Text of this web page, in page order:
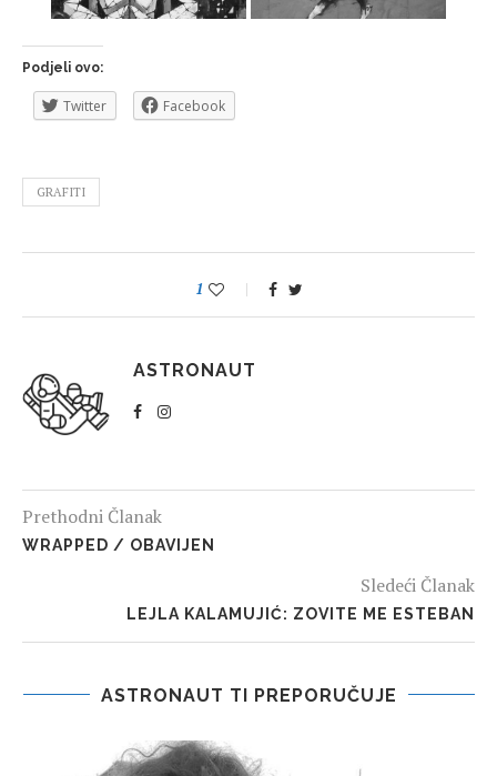
Podjeli ovo:
Twitter Facebook
GRAFITI
1
ASTRONAUT
Prethodni Članak
WRAPPED / OBAVIJEN
Sledeći Članak
LEJLA KALAMUJIĆ: ZOVITE ME ESTEBAN
ASTRONAUT TI PREPORUČUJE